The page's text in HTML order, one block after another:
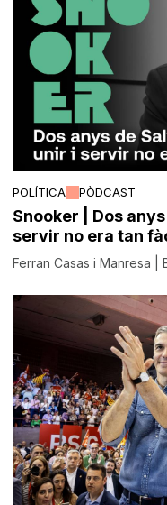
POLÍTICA PÒDCAST
Snooker | Dos
servir no era tan
Ferran Casas i Manresa |